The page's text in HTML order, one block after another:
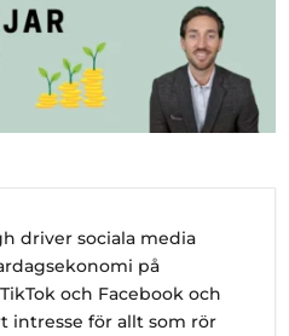
driver sociala media
på
och Facebook och
intresse för allt som rör